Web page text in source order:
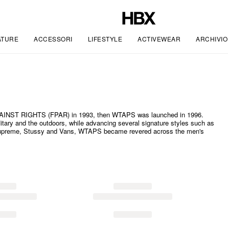
ACCESSORI LIFESTYLE ACTIVEWEAR ARCHIVIO
RIGHTS (FPAR) in 1993, then WTAPS was launched in 1996.
and the outdoors, while advancing several signature styles such as
Stussy and Vans, WTAPS became revered across the men's